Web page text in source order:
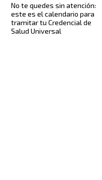
No te quedes sin atención:
este es el calendario para
tramitar tu Credencial de
Salud Universal